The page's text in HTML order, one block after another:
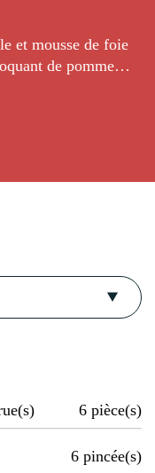
et mousse de foie
de pomme
6 pièce(s)
6 pincée(s)